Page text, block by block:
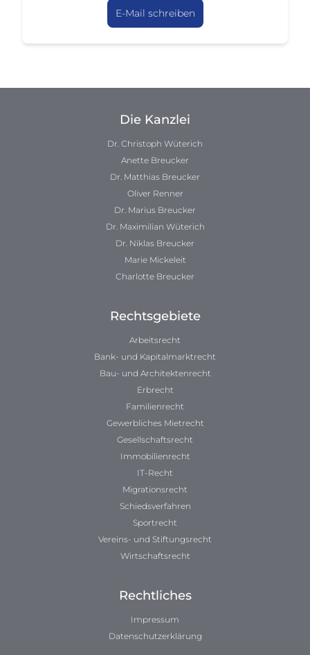
E-Mail schreiben
Die Kanzlei
Dr. Christoph Wüterich
Anette Breucker
Dr. Matthias Breucker
Oliver Renner
Dr. Marius Breucker
Dr. Maximilian Wüterich
Dr. Niklas Breucker
Marie Mickeleit
Charlotte Breucker
Rechtsgebiete
Arbeitsrecht
Bank- und Kapitalmarktrecht
Bau- und Architektenrecht
Erbrecht
Familienrecht
Gewerbliches Mietrecht
Gesellschaftsrecht
Immobilienrecht
IT-Recht
Migrationsrecht
Schiedsverfahren
Sportrecht
Vereins- und Stiftungsrecht
Wirtschaftsrecht
Rechtliches
Impressum
Datenschutzerklärung